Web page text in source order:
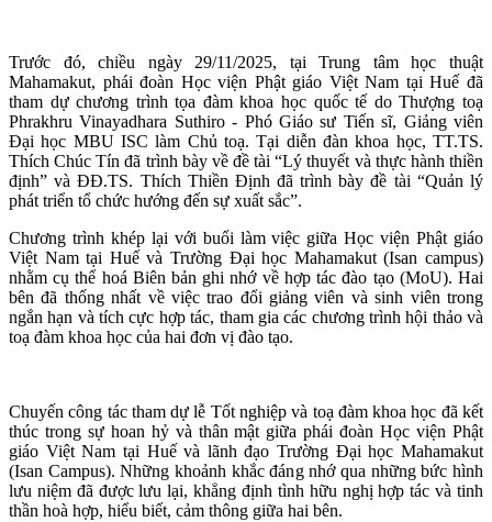
Trước đó, chiều ngày 29/11/2025, tại Trung tâm học thuật
Mahamakut, phái đoàn Học viện Phật giáo Việt Nam tại Huế đã
tham dự chương trình tọa đàm khoa học quốc tế do Thượng toạ
Phrakhru Vinayadhara Suthiro - Phó Giáo sư Tiến sĩ, Giảng viên
Đại học MBU ISC làm Chủ toạ. Tại diễn đàn khoa học, TT.TS.
Thích Chúc Tín đã trình bày về đề tài “Lý thuyết và thực hành thiền
định” và ĐĐ.TS. Thích Thiền Định đã trình bày đề tài “Quản lý
phát triển tổ chức hướng đến sự xuất sắc”.
Chương trình khép lại với buổi làm việc giữa Học viện Phật giáo
Việt Nam tại Huế và Trường Đại học Mahamakut (Isan campus)
nhằm cụ thể hoá Biên bản ghi nhớ về hợp tác đào tạo (MoU). Hai
bên đã thống nhất về việc trao đổi giảng viên và sinh viên trong
ngắn hạn và tích cực hợp tác, tham gia các chương trình hội thảo và
toạ đàm khoa học của hai đơn vị đào tạo.
Chuyến công tác tham dự lễ Tốt nghiệp và toạ đàm khoa học đã kết
thúc trong sự hoan hỷ và thân mật giữa phái đoàn Học viện Phật
giáo Việt Nam tại Huế và lãnh đạo Trường Đại học Mahamakut
(Isan Campus). Những khoảnh khắc đáng nhớ qua những bức hình
lưu niệm đã được lưu lại, khẳng định tình hữu nghị hợp tác và tinh
thần hoà hợp, hiểu biết, cảm thông giữa hai bên.